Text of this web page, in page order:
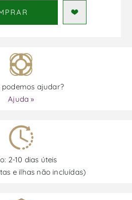
podemos ajudar?
Ajuda »
2-10 dias úteis
e ilhas não incluídas)